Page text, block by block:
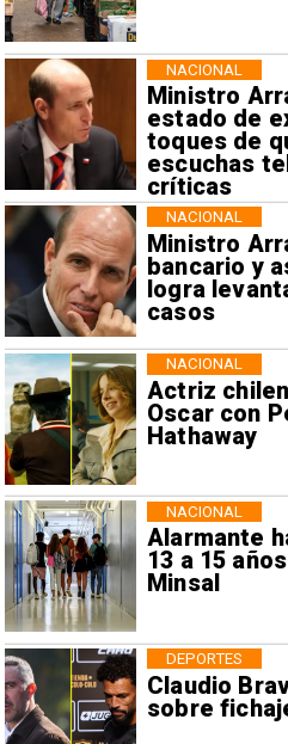
Ministro
estado de
toques de
escuchas
críticas
NACIONAL
Ministro
bancario y
logra
casos
NACIONAL
Actriz
Oscar con
Hathaway
NACIONAL
Alarmante
13 a 15
Minsal
NACIONAL
Claudio
sobre
DEPORTES